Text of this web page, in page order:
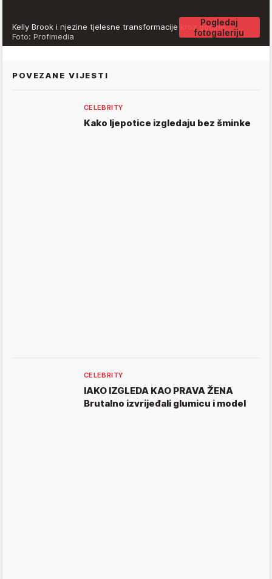
Pogledaj
fotogaleriju
Kelly Brook i njezine tjelesne transformacije kroz godine.
Foto: Profimedia
POVEZANE VIJESTI
CELEBRITY
Kako ljepotice izgledaju bez šminke
CELEBRITY
IAKO IZGLEDA KAO PRAVA ŽENA
Brutalno izvrijeđali glumicu i model